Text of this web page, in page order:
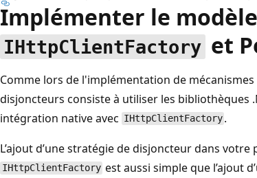
Implémenter le
IHttpClientFactoryet
Comme lors de l'implémentation de
disjoncteurs consiste à utiliser les bibliothèques
intégration native avec IHttpClientFactory .
L’ajout d’une stratégie de disjoncteur dans
IHttpClientFactory est aussi simple que l’ajout